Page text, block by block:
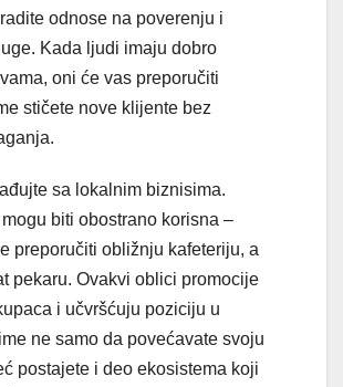
odnose na poverenju i
Kada ljudi imaju dobro
oni će vas preporučiti
stičete nove klijente bez
sa lokalnim biznisima.
biti obostrano korisna –
preporučiti obližnju kafeteriju, a
pekaru. Ovakvi oblici promocije
i učvršćuju poziciju u
ne samo da povećavate svoju
postajete i deo ekosistema koji